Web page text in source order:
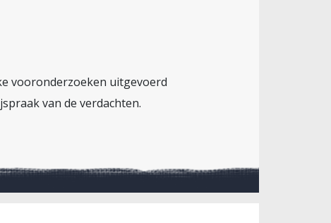
vooronderzoeken uitgevoerd
van de verdachten.